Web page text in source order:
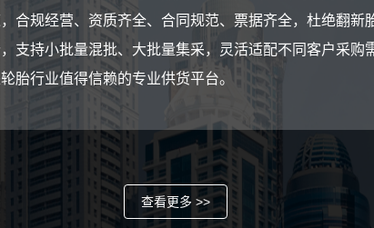
合规经营、资质齐全、合同规范、票据齐全，杜绝翻
支持小批量混批、大批量集采，灵活适配不同客户采
胎行业值得信赖的专业供货平台。
查看更多 >>